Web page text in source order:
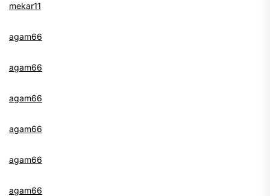
mekar11
agam66
agam66
agam66
agam66
agam66
agam66